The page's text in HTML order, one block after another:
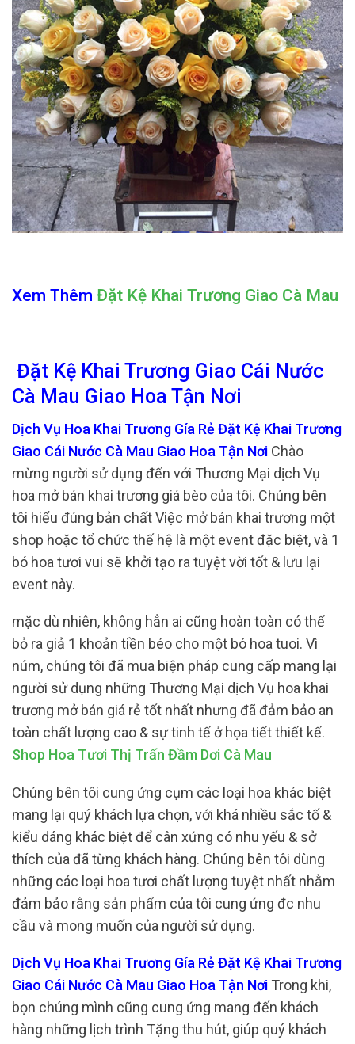
Xem Thêm Đặt Kệ Khai Trương Giao Cà Mau
Đặt Kệ Khai Trương Giao Cái Nước
Cà Mau Giao Hoa Tận Nơi
Dịch Vụ Hoa Khai Trương Gía Rẻ Đặt Kệ Khai Trương
Giao Cái Nước Cà Mau Giao Hoa Tận Nơi Chào
mừng người sử dụng đến với Thương Mại dịch Vụ
hoa mở bán khai trương giá bèo của tôi. Chúng bên
tôi hiểu đúng bản chất Việc mở bán khai trương một
shop hoặc tổ chức thế hệ là một event đặc biệt, và 1
bó hoa tươi vui sẽ khởi tạo ra tuyệt vời tốt & lưu lại
event này.
mặc dù nhiên, không hẳn ai cũng hoàn toàn có thể
bỏ ra giả 1 khoản tiền béo cho một bó hoa tuoi. Vì
núm, chúng tôi đã mua biện pháp cung cấp mang lại
người sử dụng những Thương Mại dịch Vụ hoa khai
trương mở bán giá rẻ tốt nhất nhưng đã đảm bảo an
toàn chất lượng cao & sự tinh tế ở họa tiết thiết kế.
Shop Hoa Tươi Thị Trấn Đầm Dơi Cà Mau
Chúng bên tôi cung ứng cụm các loại hoa khác biệt
mang lại quý khách lựa chọn, với khá nhiều sắc tố &
kiểu dáng khác biệt để cân xứng có nhu yếu & sở
thích của đã từng khách hàng. Chúng bên tôi dùng
những các loại hoa tươi chất lượng tuyệt nhất nhằm
đảm bảo rằng sản phẩm của tôi cung ứng đc nhu
cầu và mong muốn của người sử dụng.
Dịch Vụ Hoa Khai Trương Gía Rẻ Đặt Kệ Khai Trương
Giao Cái Nước Cà Mau Giao Hoa Tận Nơi Trong khi,
bọn chúng mình cũng cung ứng mang đến khách
hàng những lịch trình Tặng thu hút, giúp quý khách